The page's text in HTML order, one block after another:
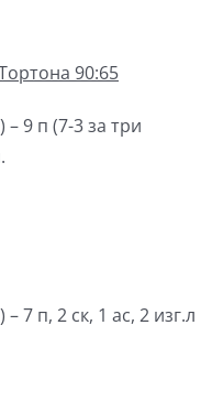
90:65
9 п (7-3 за три
7 п, 2 ск, 1 ас, 2 изг.л